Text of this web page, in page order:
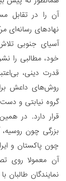
آن را در تقابل
نهادهای رسانه‌ای
آسیای جنوبی
خود، مطالبی را
قدرت دینی،
روش‌های داعش
گروه نیابتی و
قرار دارد. در
بزرگی چون
چون پاکستان و
آن معمولا روی
نمایندگان